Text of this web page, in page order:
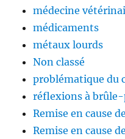
médecine
médicaments
métaux lourds
Non classé
problématique du
réflexions à
Remise en cause
Remise en cause